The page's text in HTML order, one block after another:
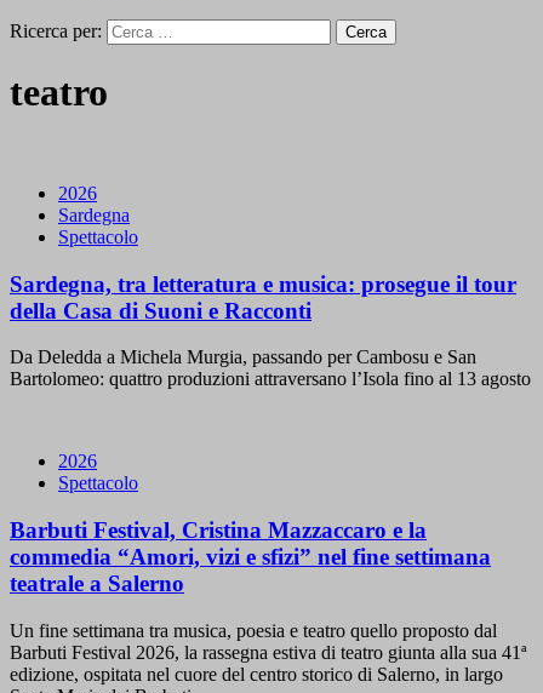
Ricerca per:
teatro
2026
Sardegna
Spettacolo
Sardegna, tra letteratura e musica: prosegue il tour
della Casa di Suoni e Racconti
Da Deledda a Michela Murgia, passando per Cambosu e San
Bartolomeo: quattro produzioni attraversano l’Isola fino al 13 agosto
2026
Spettacolo
Barbuti Festival, Cristina Mazzaccaro e la
commedia “Amori, vizi e sfizi” nel fine settimana
teatrale a Salerno
Un fine settimana tra musica, poesia e teatro quello proposto dal
Barbuti Festival 2026, la rassegna estiva di teatro giunta alla sua 41ª
edizione, ospitata nel cuore del centro storico di Salerno, in largo